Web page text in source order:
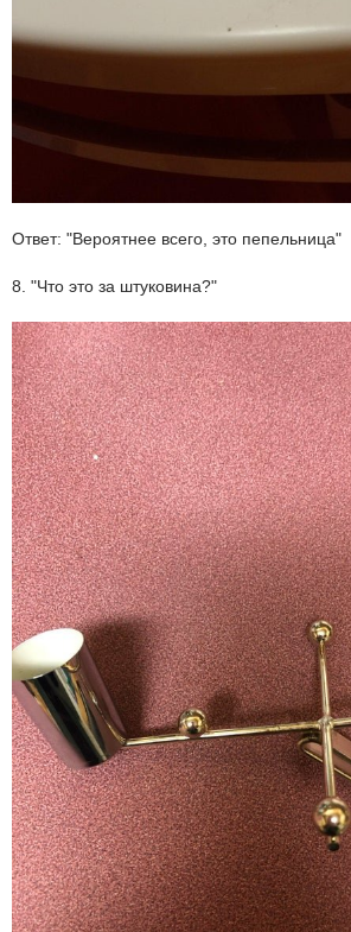
Ответ: "Вероятнее всего, это пепельница"
8. "Что это за штуковина?"